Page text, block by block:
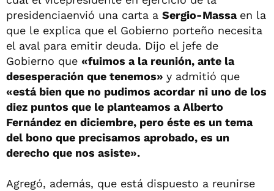
presidenciaenvió una carta a Sergio-Massa en la
que le explica que el Gobierno porteño necesita
el aval para emitir deuda. Dijo el jefe de
Gobierno que «fuimos a la reunión, ante la
desesperación que tenemos» y admitió que
«está bien que no pudimos acordar ni uno de los
diez puntos que le planteamos a Alberto
Fernández en diciembre, pero éste es un tema
del bono que precisamos aprobado, es un
derecho que nos asiste».
Agregó, además, que está dispuesto a reunirse